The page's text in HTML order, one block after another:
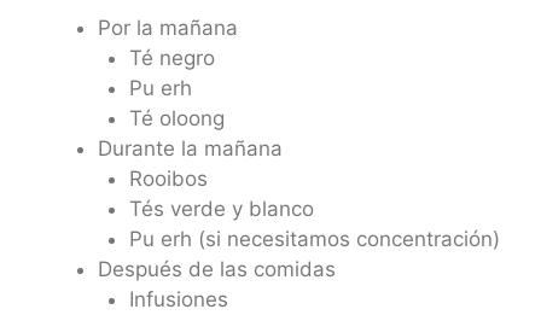
Por la mañana
Té negro
Pu erh
Té oloong
Durante la mañana
Rooibos
Tés verde y blanco
Pu erh (si necesitamos concentración)
Después de las comidas
Infusiones